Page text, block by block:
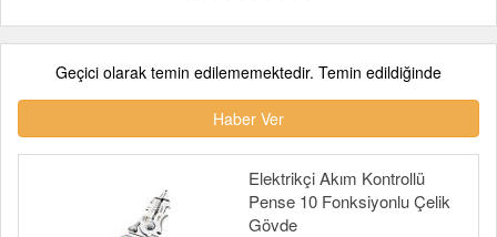
Geçici olarak temin edilememektedir. Temin edildiğinde
Haber Ver
Elektrikçi Akım Kontrollü
Pense 10 Fonksiyonlu Çelik
Gövde